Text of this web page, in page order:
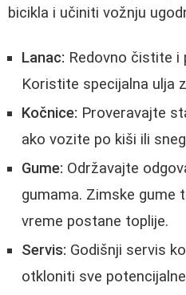
bicikla i učiniti vožnju
Lanac: Redovno čistite i
Koristite specijalna ulja
Kočnice: Proveravajte
ako vozite po kiši ili
Gume: Održavajte
gumama. Zimske gume
vreme postane toplije.
Servis: Godišnji servis
otkloniti sve